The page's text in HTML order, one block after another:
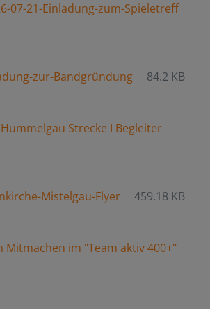
07-21-Einladung-zum-Spieletreff
zur-Bandgründung 84.2 KB
Strecke I Begleiter
Mistelgau-Flyer 459.18 KB
Mitmachen im "Team aktiv 400+"